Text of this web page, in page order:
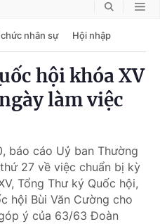
nhân sự Hội nhập
hội khóa XV
làm việc
báo cáo Uỷ ban Thường
27 về việc chuẩn bị kỳ
Tổng Thư ký Quốc hội,
hội Bùi Văn Cường cho
ý của 63/63 Đoàn